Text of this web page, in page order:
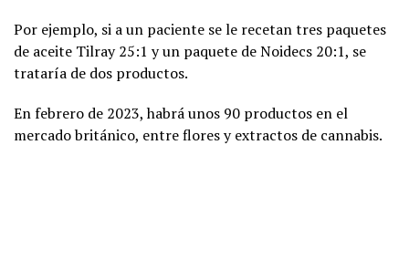
Por ejemplo, si a un paciente se le recetan tres paquetes
de aceite Tilray 25:1 y un paquete de Noidecs 20:1, se
trataría de dos productos.
En febrero de 2023, habrá unos 90 productos en el
mercado británico, entre flores y extractos de cannabis.